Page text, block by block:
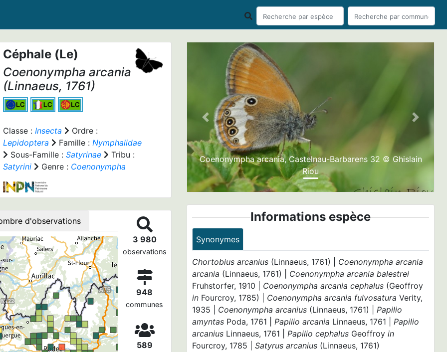
Céphale (Le)
Coenonympha arcania
(Linnaeus, 1761)
Classe : Insecta
Ordre :
Lepidoptera
Famille : Nymphalidae
Sous-Famille : Satyrinae
Tribu :
Satyrini
Genre : Coenonympha
d'observations
3 980
observations
948
communes
589
Coenonympha arcania, Castelnau-Barbarens 32 © Ghislain
Riou
Previous Next
Informations espèce
Synonymes
Chortobius arcanius (Linnaeus, 1761) | Coenonympha arcania
arcania (Linnaeus, 1761) | Coenonympha arcania balestrei
Fruhstorfer, 1910 | Coenonympha arcania cephalus (Geoffroy
in Fourcroy, 1785) | Coenonympha arcania fulvosatura Verity,
1935 | Coenonympha arcanius (Linnaeus, 1761) |Papilio
amyntas Poda, 1761 |Papilio arcania Linnaeus, 1761 |Papilio
arcanius Linnaeus, 1761 |Papilio cephalus Geoffroyin
Fourcroy, 1785 |Satyrus arcanius (Linnaeus, 1761)